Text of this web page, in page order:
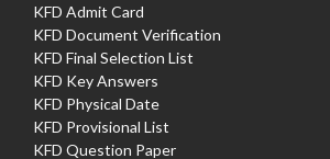
KFD Admit Card
KFD Document Verification
KFD Final Selection List
KFD Key Answers
KFD Physical Date
KFD Provisional List
KFD Question Paper